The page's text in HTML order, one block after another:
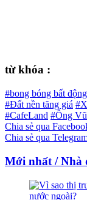
từ khóa :
#bong bóng bất
#Đất nền tăng giá
#CafeLand #Ông
Chia sẻ qua
Chia sẻ qua
Mới nhất / Nhà